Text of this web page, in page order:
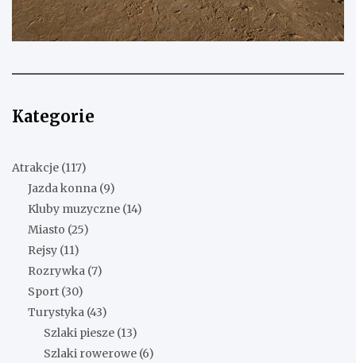
Kategorie
Atrakcje (117)
Jazda konna (9)
Kluby muzyczne (14)
Miasto (25)
Rejsy (11)
Rozrywka (7)
Sport (30)
Turystyka (43)
Szlaki piesze (13)
Szlaki rowerowe (6)